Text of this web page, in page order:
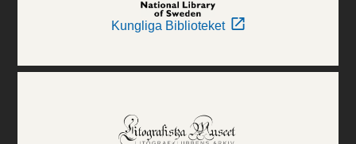
Kungliga Biblioteket